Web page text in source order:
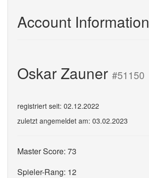
Account Information
Oskar Zauner #51150
registriert seit: 02.12.2022
zuletzt angemeldet am: 03.02.2023
Master Score: 73
Spieler-Rang: 12